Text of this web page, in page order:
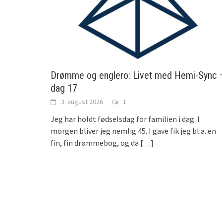
Drømme og englero: Livet med Hemi-Sync
dag 17
3. august 2026 1
Jeg har holdt fødselsdag for familien i dag. I
morgen bliver jeg nemlig 45. I gave fik jeg bl.a. en
fin, fin drømmebog, og da […]